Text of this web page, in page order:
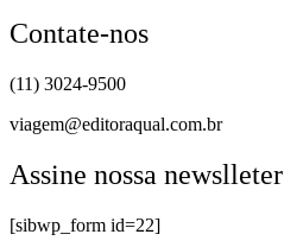
Contate-nos
(11) 3024-9500
viagem@editoraqual.com.br
Assine nossa newslleter
[sibwp_form id=22]